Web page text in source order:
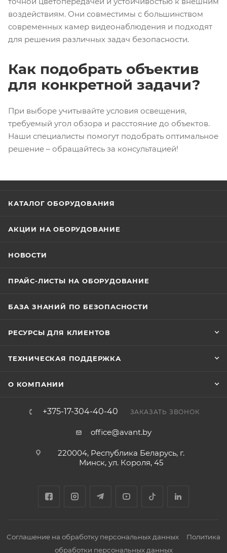
воздействиям. Они совместимы с большинством
современных камер видеонаблюдения и подходят
для решения различных задач безопасности.
Как подобрать объектив
для конкретной задачи?
При выборе учитывайте условия освещения,
требуемый угол обзора и расстояние до объектов.
Наши специалисты помогут подобрать оптимальное
решение – обращайтесь за консультацией!
КАТАЛОГ ОБОРУДОВАНИЯ
АКЦИИ НА ОБОРУДОВАНИЕ
НОВОСТИ
ПРАЙС-ЛИСТЫ НА ОБОРУДОВАНИЕ
БАЗА ЗНАНИЙ ПО БЕЗОПАСНОСТИ
РЕСУРСЫ ДЛЯ КЛИЕНТОВ
ТЕХНИЧЕСКАЯ ПОДДЕРЖКА
О КОМПАНИИ
+375-17-304-40-40 ЗАКАЗАТЬ ЗВОНОК
office@avant.by
220004, Республика Беларусь, г.
Минск, ул. Короля, 45
Соглашение на обработку персональных данных
Политика
обработки персональных данных